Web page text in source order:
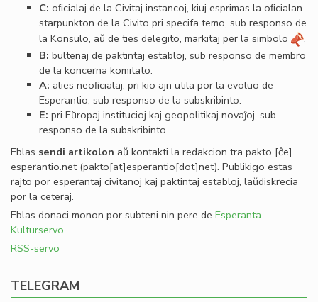
C: oﬁcialaj de la Civitaj instancoj, kiuj esprimas la oﬁcialan
starpunkton de la Civito pri specifa temo, sub responso de
la Konsulo, aŭ de ties delegito, markitaj per la simbolo
.
B: bultenaj de paktintaj establoj, sub responso de membro
de la koncerna komitato.
A: alies neoﬁcialaj, pri kio ajn utila por la evoluo de
Esperantio, sub responso de la subskribinto.
E: pri Eŭropaj institucioj kaj geopolitikaj novaĵoj, sub
responso de la subskribinto.
Eblas sendi artikolon aŭ kontakti la redakcion tra pakto [ĉe]
esperantio.net(pakto[at]esperantio[dot]net). Publikigo estas
rajto por esperantaj civitanoj kaj paktintaj establoj, laŭdiskrecia
por la ceteraj.
Eblas donaci monon por subteni nin pere de Esperanta
Kulturservo.
RSS-servo
TELEGRAM